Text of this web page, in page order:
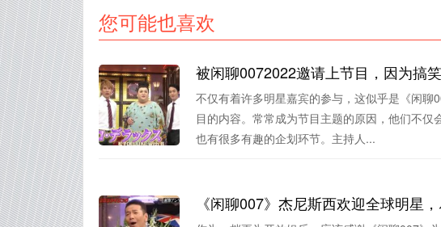
您可能也喜欢
被闲聊0072022邀请上节目，因为搞
不仅有着许多明星嘉宾的参与，这似乎是《闲
目的内容。常常成为节目主题的原因，他们不
也有很多有趣的企划环节。主持人...
《闲聊007》杰尼斯西欢迎全球明星